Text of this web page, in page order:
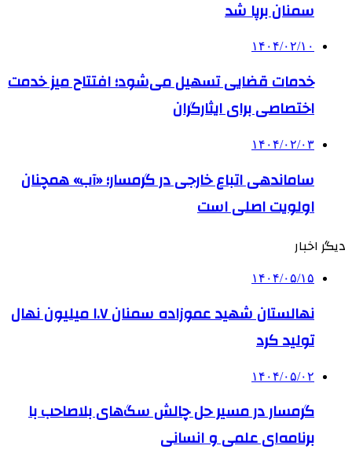
سمنان برپا شد
۱۴۰۴/۰۲/۱۰
خدمات قضایی تسهیل می‌شود؛ افتتاح میز خدمت
اختصاصی برای ایثارگران
۱۴۰۴/۰۲/۰۳
ساماندهی اتباع خارجی در گرمسار؛ «آب» همچنان
اولویت اصلی است
دیگر اخبار
۱۴۰۴/۰۵/۱۵
نهالستان شهید عموزاده سمنان ۱.۷ میلیون نهال
تولید کرد
۱۴۰۴/۰۵/۰۲
گرمسار در مسیر حل چالش سگ‌های بلاصاحب با
برنامه‌ای علمی و انسانی